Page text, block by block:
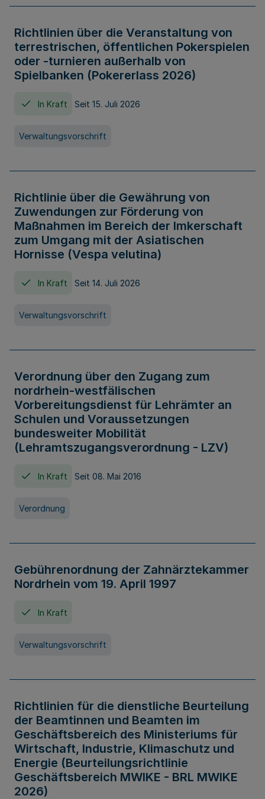
Richtlinien über die Veranstaltung von
terrestrischen, öffentlichen Pokerspielen
oder -turnieren außerhalb von
Spielbanken (Pokererlass 2026)
In Kraft Seit 15. Juli 2026
Verwaltungsvorschrift
Richtlinie über die Gewährung von
Zuwendungen zur Förderung von
Maßnahmen im Bereich der Imkerschaft
zum Umgang mit der Asiatischen
Hornisse (Vespa velutina)
In Kraft Seit 14. Juli 2026
Verwaltungsvorschrift
Verordnung über den Zugang zum
nordrhein-westfälischen
Vorbereitungsdienst für Lehrämter an
Schulen und Voraussetzungen
bundesweiter Mobilität
(Lehramtszugangsverordnung - LZV)
In Kraft Seit 08. Mai 2016
Verordnung
Gebührenordnung der Zahnärztekammer
Nordrhein vom 19. April 1997
In Kraft
Verwaltungsvorschrift
Richtlinien für die dienstliche Beurteilung
der Beamtinnen und Beamten im
Geschäftsbereich des Ministeriums für
Wirtschaft, Industrie, Klimaschutz und
Energie (Beurteilungsrichtlinie
Geschäftsbereich MWIKE - BRL MWIKE
2026)